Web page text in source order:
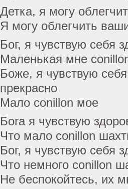
Детка, я могу
Я могу облегчить
Бог, я чувствую себя
Маленькая мне
Боже, я чувствую
прекрасно
Мало conillon мое
Бога я чувствую
Что мало conillon
Бог, я чувствую себя
Что немного conillon
Не беспокойтесь, их